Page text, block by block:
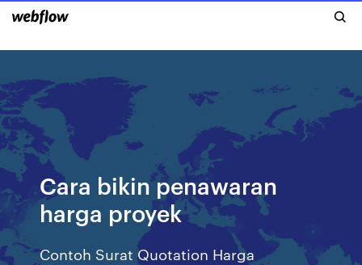
Cara bikin penawaran
harga proyek
Contoh Surat Quotation Harga